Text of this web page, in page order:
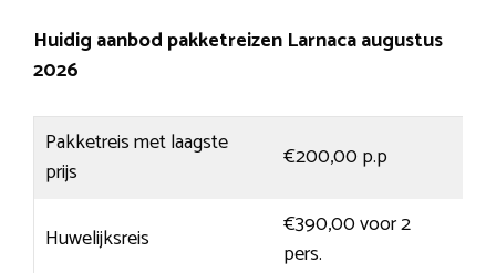
Huidig aanbod pakketreizen Larnaca augustus
2026
Pakketreis met laagste
prijs
€200,00 p.p
Huwelijksreis
€390,00 voor 2
pers.